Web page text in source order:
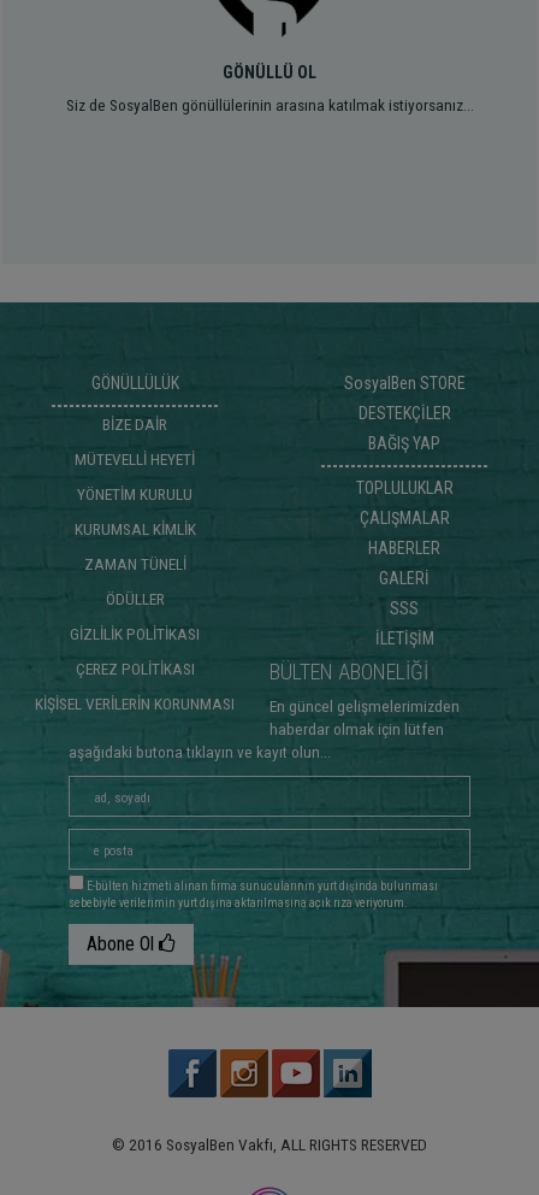
GÖNÜLLÜ OL
Siz de SosyalBen gönüllülerinin arasına katılmak istiyorsanız...
GÖNÜLLÜLÜK
BİZE DAİR
MÜTEVELLİ HEYETİ
YÖNETİM KURULU
KURUMSAL KİMLİK
ZAMAN TÜNELİ
ÖDÜLLER
GİZLİLİK POLİTİKASI
ÇEREZ POLİTİKASI
KİŞİSEL VERİLERİN KORUNMASI
SosyalBen STORE
DESTEKÇİLER
BAĞIŞ YAP
TOPLULUKLAR
ÇALIŞMALAR
HABERLER
GALERİ
SSS
İLETİŞİM
BÜLTEN ABONELİĞİ
En güncel gelişmelerimizden
haberdar olmak için lütfen
aşağıdaki butona tıklayın ve kayıt olun...
E-bülten hizmeti alınan firma sunucularının yurt dışında bulunması
sebebiyle verilerimin yurt dışına aktarılmasına açık rıza veriyorum.
Abone Ol
© 2016 SosyalBen Vakfı, ALL RIGHTS RESERVED